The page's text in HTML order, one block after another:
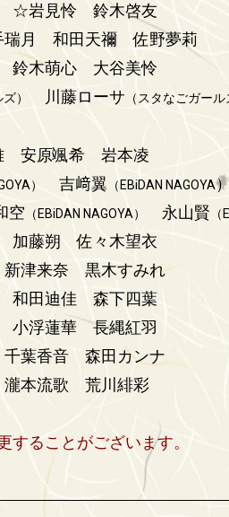
☆岩見怜 鈴木啓友
瑞月 和田天禰佐野夢莉
鈴木萌心 大谷美怜
） 川藤ローサ （スタなごガール
安原颯希 岩本凌
） 吉﨑翼 （EBiDAN NAGOYA）
空 （EBiDAN NAGOYA） 永山賢
加藤朔佐々木望衣
新津来奈 黒木すみれ
和田迪佳 森下四葉
小浮蓮華長縄紅羽
千葉香音 森田カンナ
瀧本流歌 荒川緋彩
することがございます。